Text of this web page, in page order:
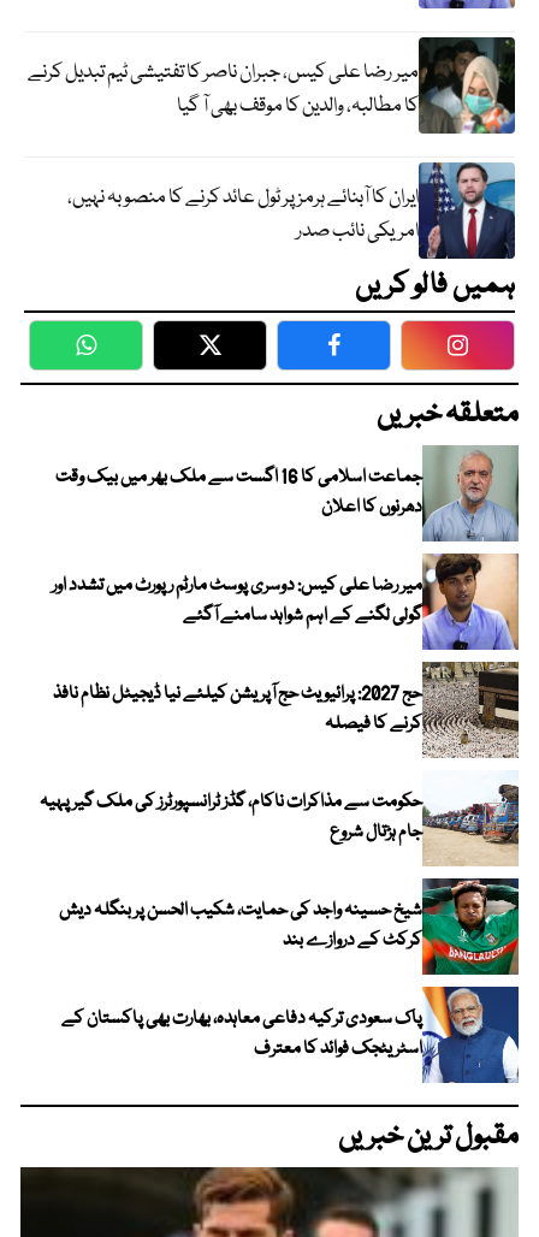
میر رضا علی کیس، جبران ناصر کا تفتیشی ٹیم تبدیل کرنے
کا مطالبہ، والدین کا موقف بھی آ گیا
ایران کا آبنائے ہرمز پر ٹول عائد کرنے کا منصوبہ نہیں،
امریکی نائب صدر
ہمیں فالو کریں
WhatsApp Twitter Facebook
متعلقہ خبریں
جماعت اسلامی کا 16 اگست سے ملک بھر میں بیک وقت
دھرنوں کا اعلان
میر رضا علی کیس: دوسری پوسٹ مارٹم رپورٹ میں تشدد اور
گولی لگنے کے اہم شواہد سامنے آگئے
حج 2027: پرائیویٹ حج آپریشن کیلئے نیا ڈیجیٹل نظام نافذ
کرنے کا فیصلہ
حکومت سے مذاکرات ناکام، گڈز ٹرانسپورٹرز کی ملک گیر پہیہ
جام ہڑتال شروع
شیخ حسینہ واجد کی حمایت، شکیب الحسن پر بنگلہ دیش
کرکٹ کے دروازے بند
پاک سعودی ترکیہ دفاعی معاہدہ، بھارت بھی پاکستان کے
اسٹریٹجک فوائد کا معترف
مقبول ترین خبریں